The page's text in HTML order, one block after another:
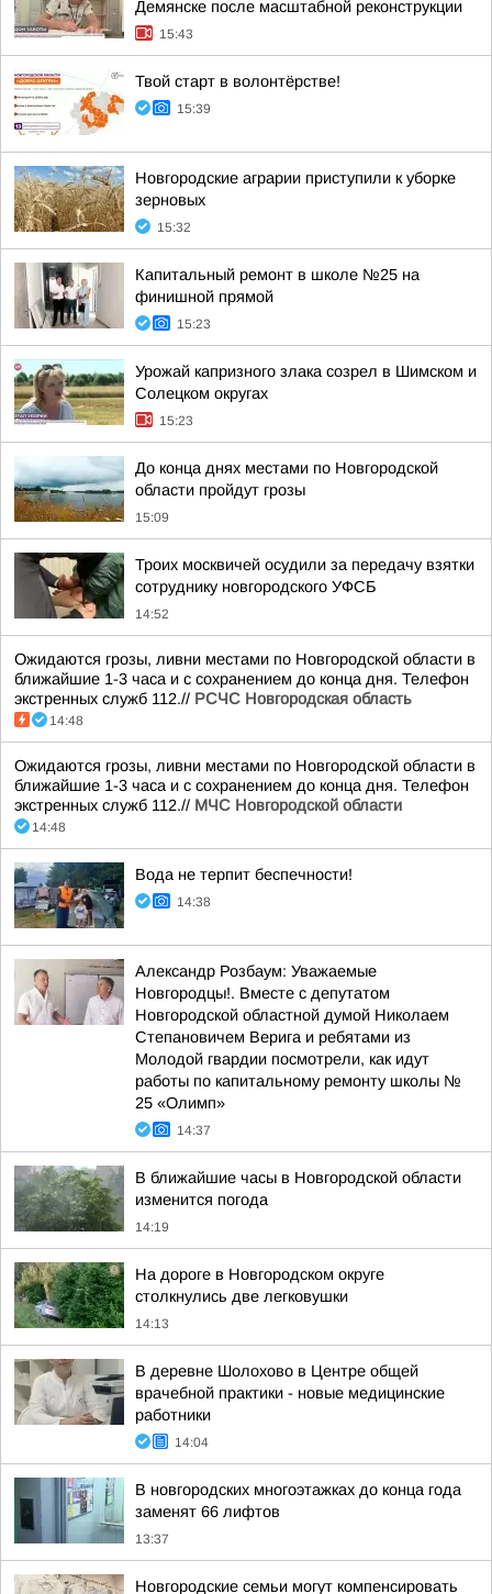
Демянске после масштабной реконструкции
15:43
Твой старт в волонтёрстве!
15:39
Новгородские аграрии приступили к уборке
зерновых
15:32
Капитальный ремонт в школе №25 на
финишной прямой
15:23
Урожай капризного злака созрел в Шимском и
Солецком округах
15:23
До конца днях местами по Новгородской
области пройдут грозы
15:09
Троих москвичей осудили за передачу взятки
сотруднику новгородского УФСБ
14:52
Ожидаются грозы, ливни местами по Новгородской области в
ближайшие 1-3 часа и с сохранением до конца дня. Телефон
экстренных служб 112.// РСЧС Новгородская область
14:48
Ожидаются грозы, ливни местами по Новгородской области в
ближайшие 1-3 часа и с сохранением до конца дня. Телефон
экстренных служб 112.// МЧС Новгородской области
14:48
Вода не терпит беспечности!
14:38
Александр Розбаум: Уважаемые
Новгородцы!. Вместе с депутатом
Новгородской областной думой Николаем
Степановичем Верига и ребятами из
Молодой гвардии посмотрели, как идут
работы по капитальному ремонту школы №
25 «Олимп»
14:37
В ближайшие часы в Новгородской области
изменится погода
14:19
На дороге в Новгородском округе
столкнулись две легковушки
14:13
В деревне Шолохово в Центре общей
врачебной практики - новые медицинские
работники
14:04
В новгородских многоэтажках до конца года
заменят 66 лифтов
13:37
Новгородские семьи могут компенсировать